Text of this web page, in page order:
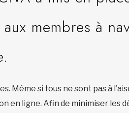
membres à
Même si tous ne sont pas à
en ligne. Afin de minimiser les